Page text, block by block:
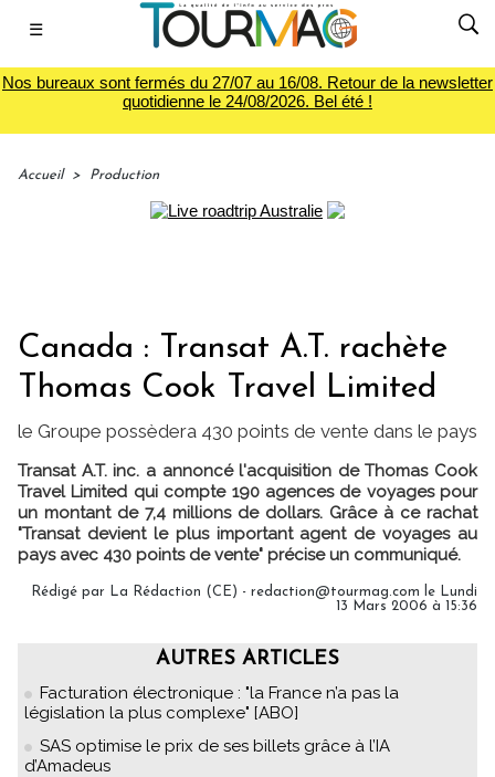
☰
Nos bureaux sont fermés du 27/07 au 16/08. Retour de la newsletter
quotidienne le 24/08/2026. Bel été !
Accueil > Production
Canada : Transat A.T. rachète
Thomas Cook Travel Limited
le Groupe possèdera 430 points de vente dans le pays
Transat A.T. inc. a annoncé l'acquisition de Thomas Cook
Travel Limited qui compte 190 agences de voyages pour
un montant de 7,4 millions de dollars. Grâce à ce rachat
"Transat devient le plus important agent de voyages au
pays avec 430 points de vente" précise un communiqué.
Rédigé par La Rédaction (CE) - redaction@tourmag.com le Lundi
13 Mars 2006 à 15:36
AUTRES ARTICLES
Facturation électronique : "la France n’a pas la
législation la plus complexe" [ABO]
SAS optimise le prix de ses billets grâce à l’IA
d’Amadeus